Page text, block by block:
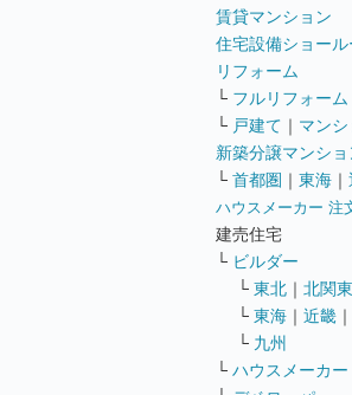
賃貸マンション
住宅設備ショール
リフォーム
└ フルリフォーム
└ 戸建て ｜ マンシ
新築分譲マンショ
└ 首都圏 ｜ 東海 ｜
ハウスメーカー 注
建売住宅
└ ビルダー
└ 東北 ｜ 北関東
└ 東海 ｜ 近畿 ｜
└ 九州
└ ハウスメーカー